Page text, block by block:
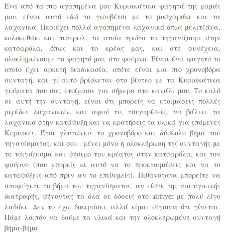
Ένα από τα πιο αγαπημένα μου Κυριακάτικα φαγητά της μαμάς
μου, είναι αυτό εδώ το γιουβέτσι με το μοσχαράκι και τα
λαχανικά. Περιέχει πολλά αγαπημένα λαχανικά όπως μελιτζάνα,
κολοκυθάκι και πιπεριές, τα οποία πρώτα τα τηγανίζουμε στην
κατσαρόλα, όπως και το κρέας μας, και στη συνέχεια,
ολοκληρώνουμε το φαγητό μας στο φούρνο. Είναι ένα φαγητό το
οποίο έχει αρκετή διαδικασία, οπότε είναι μια πιο χρονοβόρα
συνταγή, και γι’αυτό βρίσκεται στο βίντεο με τα Κυριακάτικα
γεύματα που σας ετοίμασα για σήμερα στο κανάλι μου. Το καλό
σε αυτή την συνταγή, είναι ότι μπορείς να ετοιμάσεις πολλές
μερίδες λαχανικών, και αφού τις τσιγαρίσεις, να βάλεις τα
λαχανικά στην κατάψυξη και να κρατήσεις τα υλικά για επόμενες
Κυριακές. Έτσι γλυτώνεις το χρονοβόρο και δύσκολο βήμα του
τηγανίσματος, και σου μένει μόνο η ολοκλήρωση της συνταγής με
το τσιγάρισμα και ψήσιμο του κρέατος στην κατσαρόλα, και τον
φούρνο (που μπορείς κι αυτό να το προετοιμάσεις και να το
καταψύξεις από πριν αν το επιθυμείς). Πιθανότατα μπορείτε να
αποφύγετε το βήμα του τηγανίσματος, αν είστε της πιο υγιεινής
διατροφής, ψήνοντας τα όλα σε δόσεις στο airfryer με πολύ λίγο
λαδάκι. Δεν το έχω δοκιμάσει, αλλά είμαι σίγουρη ότι γίνεται.
Πάμε λοιπόν να δούμε τα υλικά και την ολοκληρωμένη συνταγή
βήμα-βήμα.